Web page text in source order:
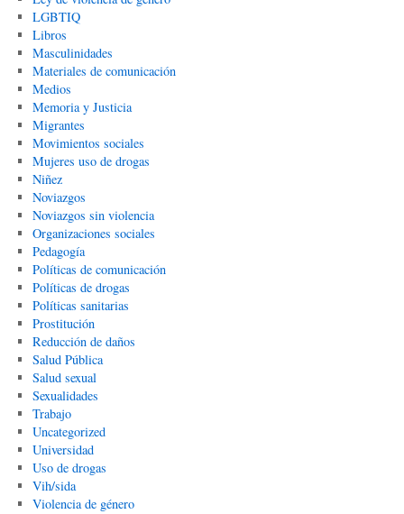
LGBTIQ
Libros
Masculinidades
Materiales de comunicación
Medios
Memoria y Justicia
Migrantes
Movimientos sociales
Mujeres uso de drogas
Niñez
Noviazgos
Noviazgos sin violencia
Organizaciones sociales
Pedagogía
Políticas de comunicación
Políticas de drogas
Políticas sanitarias
Prostitución
Reducción de daños
Salud Pública
Salud sexual
Sexualidades
Trabajo
Uncategorized
Universidad
Uso de drogas
Vih/sida
Violencia de género